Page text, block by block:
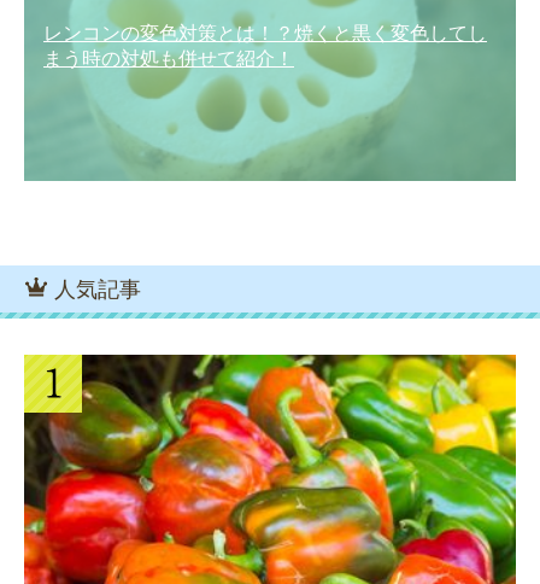
レンコンの変色対策とは！？焼くと黒く変色してし
まう時の対処も併せて紹介！
人気記事